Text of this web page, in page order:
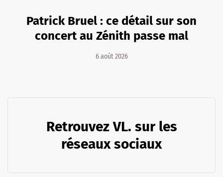
Patrick Bruel : ce détail sur son
concert au Zénith passe mal
6 août 2026
Retrouvez VL. sur les
réseaux sociaux